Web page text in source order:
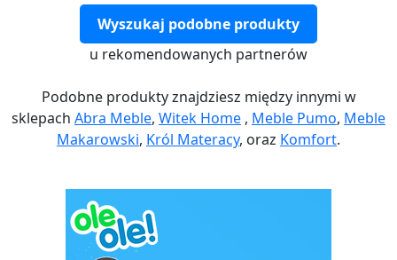
Wyszukaj podobne produkty
u rekomendowanych partnerów
Podobne produkty znajdziesz między innymi w
sklepach Abra Meble, Witek Home , Meble Pumo, Meble
Makarowski, Król Materacy, oraz Komfort.